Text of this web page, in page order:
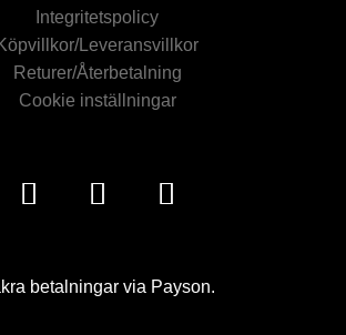
Integritetspolicy
Köpvillkor/Leveransvillkor
Returer/Återbetalning
Cookie inställningar
betalningar via Payson.